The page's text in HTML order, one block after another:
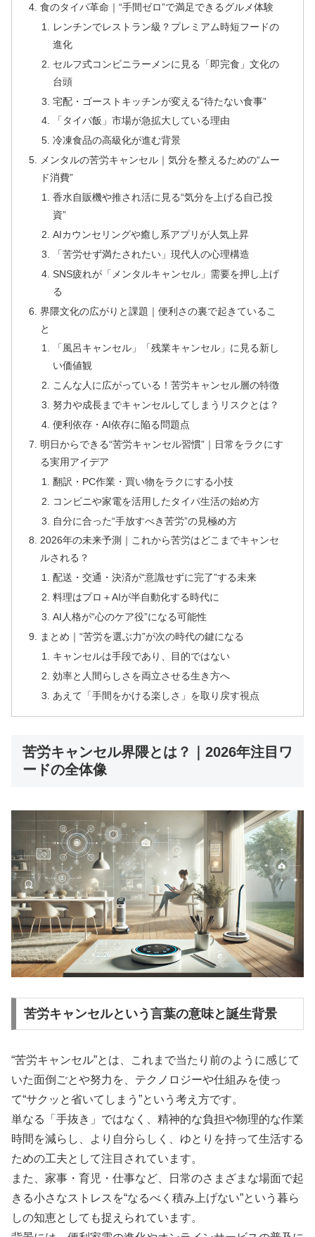
食のタイパ革命｜“手間ゼロ”で満足できるグルメ体験
レンチンでレストラン級？プレミアム時短フードの
進化
セルフ式コンビニラーメンに見る「即完食」文化の
台頭
宅配・ゴーストキッチンが変える“待たない食事”
「タイパ飯」市場が急拡大している理由
冷凍食品の高級化が進む背景
メンタルの苦労キャンセル｜気分を整えるための“ムー
ド消費”
香水自販機や推され活に見る“気分を上げる自己投
資”
AIカウンセリングや癒し系アプリが人気上昇
「苦労せず満たされたい」現代人の心理構造
SNS疲れが「メンタルキャンセル」需要を押し上げ
る
界隈文化の広がりと課題｜便利さの裏で起きているこ
と
「風呂キャンセル」「残業キャンセル」に見る新し
い価値観
こんな人に広がっている！苦労キャンセル層の特徴
努力や成長までキャンセルしてしまうリスクとは？
便利依存・AI依存に陥る問題点
明日からできる“苦労キャンセル習慣”｜日常をラクにす
る実用アイデア
翻訳・PC作業・買い物をラクにする小技
コンビニや家電を活用したタイパ生活の始め方
自分に合った“手放すべき苦労”の見極め方
2026年の未来予測｜これから苦労はどこまでキャンセ
ルされる？
配送・交通・決済が“意識せずに完了”する未来
料理はプロ＋AIが半自動化する時代に
AI人格が“心のケア役”になる可能性
まとめ｜“苦労を選ぶ力”が次の時代の鍵になる
キャンセルは手段であり、目的ではない
効率と人間らしさを両立させる生き方へ
あえて「手間をかける楽しさ」を取り戻す視点
苦労キャンセル界隈とは？｜2026年注目ワ
ードの全体像
苦労キャンセルという言葉の意味と誕生背景
“苦労キャンセル”とは、これまで当たり前のように感じて
いた面倒ごとや努力を、テクノロジーや仕組みを使っ
て“サクッと省いてしまう”という考え方です。
単なる「手抜き」ではなく、精神的な負担や物理的な作業
時間を減らし、より自分らしく、ゆとりを持って生活する
ための工夫として注目されています。
また、家事・育児・仕事など、日常のさまざまな場面で起
きる小さなストレスを“なるべく積み上げない”という暮ら
しの知恵としても捉えられています。